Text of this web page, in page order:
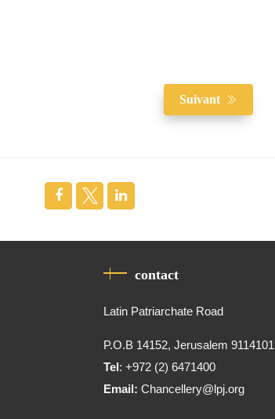
Suivant
contact
Latin Patriarchate Road
P.O.B 14152, Jerusalem 9114101
Tel: +972 (2) 6471400
Email:Chancellery@lpj.org